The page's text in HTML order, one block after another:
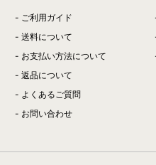
ご利用ガイド
送料について
お支払い方法について
返品について
よくあるご質問
お問い合わせ